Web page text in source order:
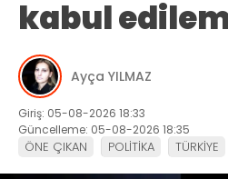
kabul
Ayça YILMAZ
Giriş: 05-08-2026 18:33
Güncelleme: 05-08-2026 18:35
ÖNE ÇIKAN POLİTİKA TÜRKİYE